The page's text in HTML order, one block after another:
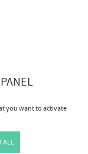
you want to activate
ALL